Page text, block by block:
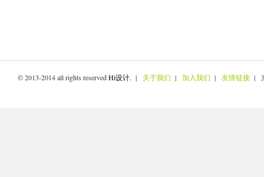
© 2013-2014 all rights reservedHi设计. | 关于我们 | 加入我们 | 友情链接 |